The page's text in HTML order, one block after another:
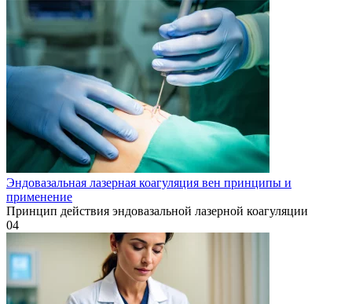
Эндовазальная лазерная коагуляция вен принципы и
применение
Принцип действия эндовазальной лазерной коагуляции
04